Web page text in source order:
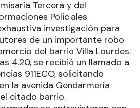
Tercera y del
Policiales
investigación para
de un importante robo
del barrio Villa Lourdes.
4.20, se recibió un llamado a
911ECO, solicitando
la avenida Gendarmería
citado barrio.